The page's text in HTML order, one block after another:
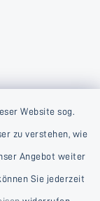
Website sog.
zu verstehen, wie
Angebot weiter
Sie jederzeit